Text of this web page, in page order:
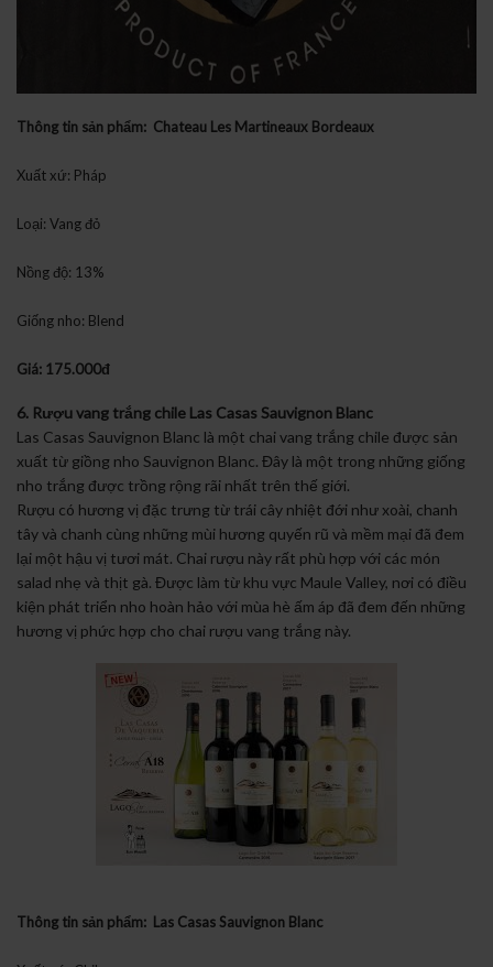
Thông tin sản phẩm: Chateau Les Martineaux Bordeaux
Xuất xứ: Pháp
Loại: Vang đỏ
Nồng độ: 13%
Giống nho: Blend
Giá: 175.000đ
6. Rượu vang trắng chile Las Casas Sauvignon Blanc
Las Casas Sauvignon Blanc là một chai vang trắng chile được sản
xuất từ giồng nho Sauvignon Blanc. Đây là một trong những giống
nho trắng được trồng rộng rãi nhất trên thế giới.
Rượu có hương vị đặc trưng từ trái cây nhiệt đới như xoài, chanh
tây và chanh cùng những mùi hương quyến rũ và mềm mại đã đem
lại một hậu vị tươi mát. Chai rượu này rất phù hợp với các món
salad nhẹ và thịt gà. Được làm từ khu vực Maule Valley, nơi có điều
kiện phát triển nho hoàn hảo với mùa hè ấm áp đã đem đến những
hương vị phức hợp cho chai rượu vang trắng này.
Thông tin sản phẩm: Las Casas Sauvignon Blanc